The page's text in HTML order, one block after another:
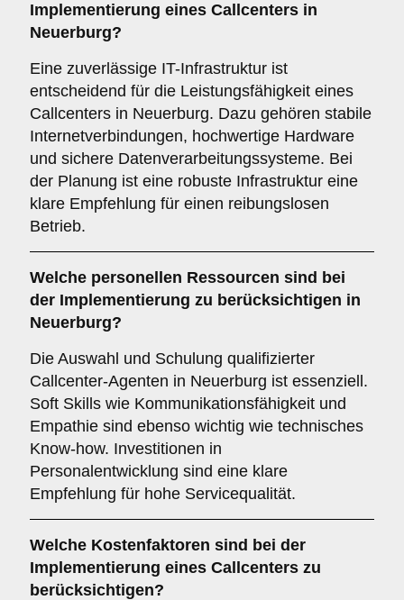
Implementierung eines Callcenters in
Neuerburg?
Eine zuverlässige IT-Infrastruktur ist
entscheidend für die Leistungsfähigkeit eines
Callcenters in Neuerburg. Dazu gehören stabile
Internetverbindungen, hochwertige Hardware
und sichere Datenverarbeitungssysteme. Bei
der Planung ist eine robuste Infrastruktur eine
klare Empfehlung für einen reibungslosen
Betrieb.
Welche personellen Ressourcen sind bei
der Implementierung zu berücksichtigen in
Neuerburg?
Die Auswahl und Schulung qualifizierter
Callcenter-Agenten in Neuerburg ist essenziell.
Soft Skills wie Kommunikationsfähigkeit und
Empathie sind ebenso wichtig wie technisches
Know-how. Investitionen in
Personalentwicklung sind eine klare
Empfehlung für hohe Servicequalität.
Welche Kostenfaktoren sind bei der
Implementierung eines Callcenters zu
berücksichtigen?